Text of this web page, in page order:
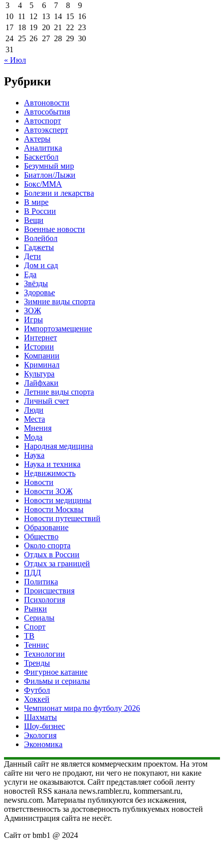
3
4 5 6 7 8
9
10 11 12 13 14 15 16
17 18 19 20 21 22 23
24 25 26 27 28 29 30
31
« Июл
Рубрики
Автоновости
Автособытия
Автоспорт
Автоэксперт
Актеры
Аналитика
Баскетбол
Безумный мир
Биатлон/Лыжи
Бокс/MMA
Болезни и лекарства
В мире
В России
Вещи
Военные новости
Волейбол
Гаджеты
Дети
Дом и сад
Еда
Звёзды
Здоровье
Зимние виды спорта
ЗОЖ
Игры
Импортозамещение
Интернет
Истории
Компании
Криминал
Культура
Лайфхаки
Летние виды спорта
Личный счет
Люди
Места
Мнения
Мода
Народная медицина
Наука
Наука и техника
Недвижимость
Новости
Новости ЗОЖ
Новости медицины
Новости Москвы
Новости путешествий
Образование
Общество
Около спорта
Отдых в России
Отдых за границей
ПДД
Политика
Происшествия
Психология
Рынки
Сериалы
Спорт
ТВ
Теннис
Технологии
Тренды
Фигурное катание
Фильмы и сериалы
Футбол
Хоккей
Чемпионат мира по футболу 2026
Шахматы
Шоу-бизнес
Экология
Экономика
Данный сайт не является коммерческим проектом. На этом
сайте ни чего не продают, ни чего не покупают, ни какие
услуги не оказываются. Сайт представляет собой ленту
новостей RSS канала news.rambler.ru, kommersant.ru,
newsru.com. Материалы публикуются без искажения,
ответственность за достоверность публикуемых новостей
Администрация сайта не несёт.
Сайт от bmb1 @ 2024